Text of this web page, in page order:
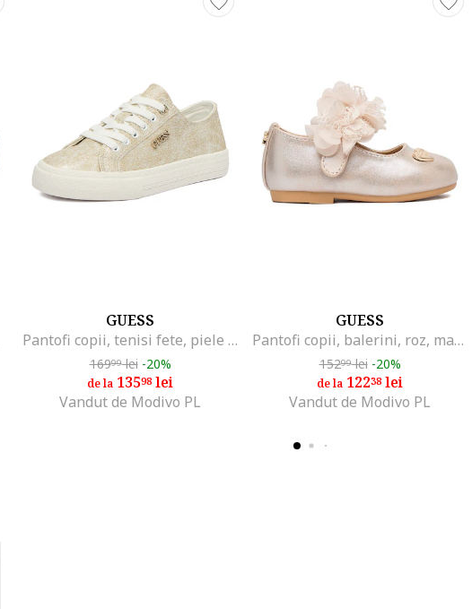
GUESS
Pantofi copii, tenisi fete, piele ecologica, auriu
16999lei -20%
de la 13598 lei
Vandut de Modivo PL
GUESS
Pantofi copii, balerini, roz, material sintetic, inchidere velcro
15299lei -20%
de la 12238 lei
Vandut de Modivo PL